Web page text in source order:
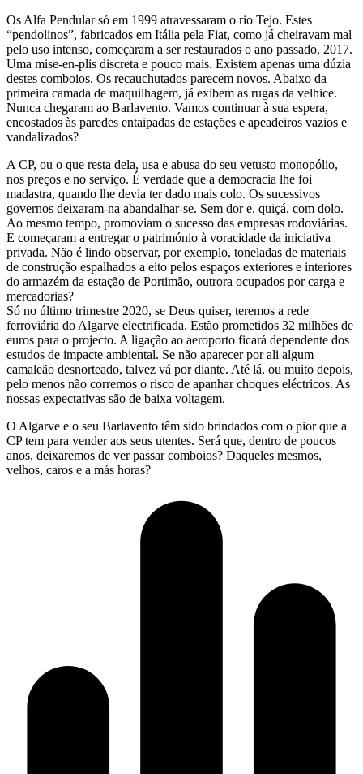
Os Alfa Pendular só em 1999 atravessaram o rio Tejo. Estes
“pendolinos”, fabricados em Itália pela Fiat, como já cheiravam mal
pelo uso intenso, começaram a ser restaurados o ano passado, 2017.
Uma mise-en-plis discreta e pouco mais. Existem apenas uma dúzia
destes comboios. Os recauchutados parecem novos. Abaixo da
primeira camada de maquilhagem, já exibem as rugas da velhice.
Nunca chegaram ao Barlavento. Vamos continuar à sua espera,
encostados às paredes entaipadas de estações e apeadeiros vazios e
vandalizados?
A CP, ou o que resta dela, usa e abusa do seu vetusto monopólio,
nos preços e no serviço. É verdade que a democracia lhe foi
madastra, quando lhe devia ter dado mais colo. Os sucessivos
governos deixaram-na abandalhar-se. Sem dor e, quiçá, com dolo.
Ao mesmo tempo, promoviam o sucesso das empresas rodoviárias.
E começaram a entregar o património à voracidade da iniciativa
privada. Não é lindo observar, por exemplo, toneladas de materiais
de construção espalhados a eito pelos espaços exteriores e interiores
do armazém da estação de Portimão, outrora ocupados por carga e
mercadorias?
Só no último trimestre 2020, se Deus quiser, teremos a rede
ferroviária do Algarve electrificada. Estão prometidos 32 milhões de
euros para o projecto. A ligação ao aeroporto ficará dependente dos
estudos de impacte ambiental. Se não aparecer por ali algum
camaleão desnorteado, talvez vá por diante. Até lá, ou muito depois,
pelo menos não corremos o risco de apanhar choques eléctricos. As
nossas expectativas são de baixa voltagem.
O Algarve e o seu Barlavento têm sido brindados com o pior que a
CP tem para vender aos seus utentes. Será que, dentro de poucos
anos, deixaremos de ver passar comboios? Daqueles mesmos,
velhos, caros e a más horas?